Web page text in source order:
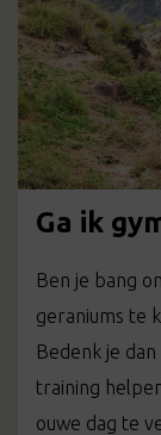
Ga ik
Ben je bang
geraniums te
Bedenk je
training
ouwe dag te